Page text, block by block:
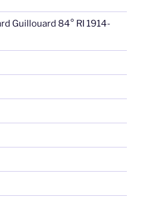
Guillouard 84° RI 1914-